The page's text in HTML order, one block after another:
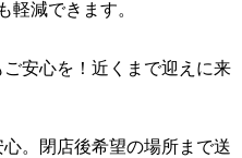
軽減できます。
安心を！近くまで迎えに来
。閉店後希望の場所まで送